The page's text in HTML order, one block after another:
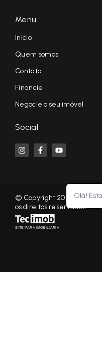
Olá!
Menu
Início
Quem somos
Contato
Financie
Negocie o seu imóvel
Social
© Copyright 2026 - KF
os direitos reservados
SITE PARA IMOBILIARIA